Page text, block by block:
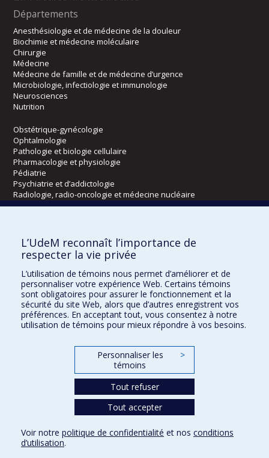
Départements
Anesthésiologie et de médecine de la douleur
Biochimie et médecine moléculaire
Chirurgie
Médecine
Médecine de famille et de médecine d’urgence
Microbiologie, infectiologie et immunologie
Neurosciences
Nutrition
Obstétrique-gynécologie
Ophtalmologie
Pathologie et biologie cellulaire
Pharmacologie et physiologie
Pédiatrie
Psychiatrie et d’addictologie
Radiologie, radio-oncologie et médecine nucléaire
Kinésiologie et des sciences de l’activité physique
Orthophonie et audiologie
Réadaptation
Directions
DPC
CPASS
L’UdeM reconnaît l’importance de
respecter la vie privée
L’utilisation de témoins nous permet d’améliorer et de
personnaliser votre expérience Web. Certains témoins
sont obligatoires pour assurer le fonctionnement et la
sécurité du site Web, alors que d’autres enregistrent vos
préférences. En acceptant tout, vous consentez à notre
utilisation de témoins pour mieux répondre à vos besoins.
Personnaliser les
témoins
>
Tout refuser
Tout accepter
Voir notre politique de confidentialité et nos conditions
d’utilisation.